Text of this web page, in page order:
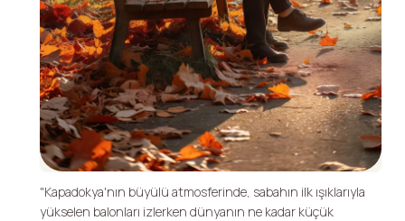
"Kapadokya'nın büyülü atmosferinde, sabahın ilk ışıklarıyla
yükselen balonları izlerken dünyanın ne kadar küçük